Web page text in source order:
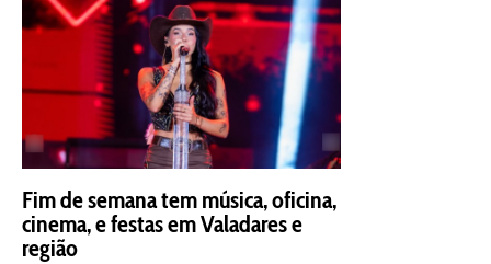
Fim de semana tem música, oficina,
cinema, e festas em Valadares e
região